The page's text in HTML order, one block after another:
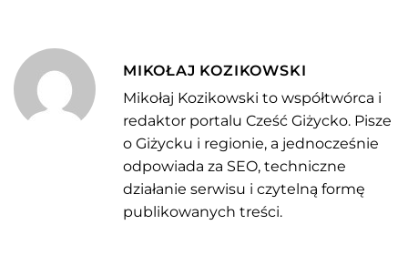
MIKOŁAJ KOZIKOWSKI
Mikołaj Kozikowski to współtwórca i
redaktor portalu Cześć Giżycko. Pisze
o Giżycku i regionie, a jednocześnie
odpowiada za SEO, techniczne
działanie serwisu i czytelną formę
publikowanych treści.